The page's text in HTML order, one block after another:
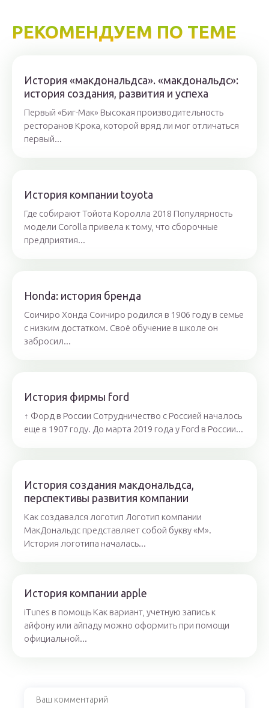
РЕКОМЕНДУЕМ ПО ТЕМЕ
История «макдональдса». «макдональдс»:
история создания, развития и успеха
Первый «Биг-Мак» Высокая производительность
ресторанов Крока, которой вряд ли мог отличаться
первый...
История компании toyota
Где собирают Тойота Королла 2018 Популярность
модели Corolla привела к тому, что сборочные
предприятия...
Honda: история бренда
Соичиро Хонда Соичиро родился в 1906 году в семье
с низким достатком. Своё обучение в школе он
забросил...
История фирмы ford
↑ Форд в России Сотрудничество с Россией началось
еще в 1907 году. До марта 2019 года у Ford в России...
История создания макдональдса,
перспективы развития компании
Как создавался логотип Логотип компании
МакДональдс представляет собой букву «М».
История логотипа началась...
История компании apple
iTunes в помощь Как вариант, учетную запись к
айфону или айпаду можно оформить при помощи
официальной...